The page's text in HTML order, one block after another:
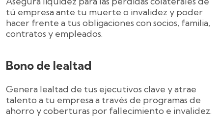
tú empresa ante tu muerte o invalidez y poder
hacer frente a tus obligaciones con socios, familia,
contratos y empleados.
Bono de lealtad
Genera lealtad de tus ejecutivos clave y atrae
talento a tu empresa a través de programas de
ahorro y coberturas por fallecimiento e invalidez.